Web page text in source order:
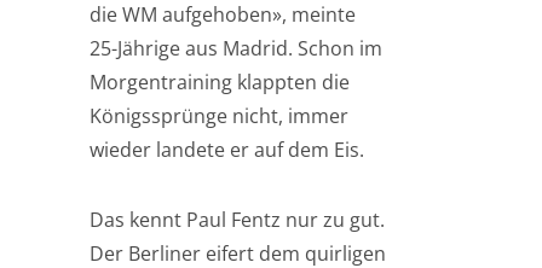
die WM aufgehoben», meinte
25-Jährige aus Madrid. Schon im
Morgentraining klappten die
Königssprünge nicht, immer
wieder landete er auf dem Eis.
Das kennt Paul Fentz nur zu gut.
Der Berliner eifert dem quirligen